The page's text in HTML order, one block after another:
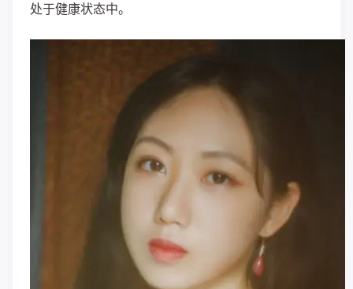
处于健康状态中。